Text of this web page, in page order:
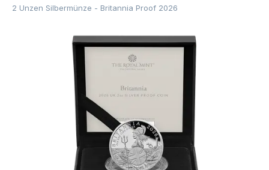
2 Unzen Silbermünze - Britannia Proof 2026